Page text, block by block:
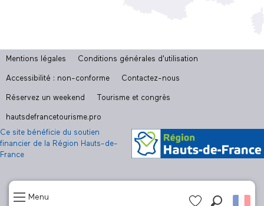
Menu
Mentions légales Conditions générales d'utilisation
Accessibilité : non-conforme Contactez-nous
Réservez un weekend Tourisme et congrès
hautsdefrancetourisme.pro
Ce site bénéficie du soutien
financier de la Région Hauts-de-
France